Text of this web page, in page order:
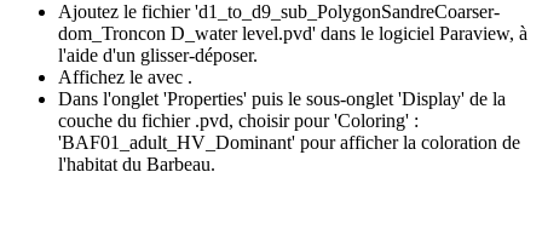
Ajoutez le fichier 'd1_to_d9_sub_PolygonSandreCoarser-
dom_Troncon D_water level.pvd' dans le logiciel Paraview, à
l'aide d'un glisser-déposer.
Affichez le avec .
Dans l'onglet 'Properties' puis le sous-onglet 'Display' de la
couche du fichier .pvd, choisir pour 'Coloring' :
'BAF01_adult_HV_Dominant' pour afficher la coloration de
l'habitat du Barbeau.